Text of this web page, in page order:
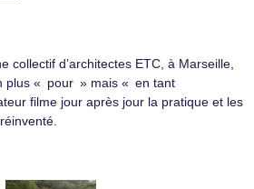
collectif d’architectes ETC, à Marseille,
plus « pour » mais « en tant
filme jour après jour la pratique et les